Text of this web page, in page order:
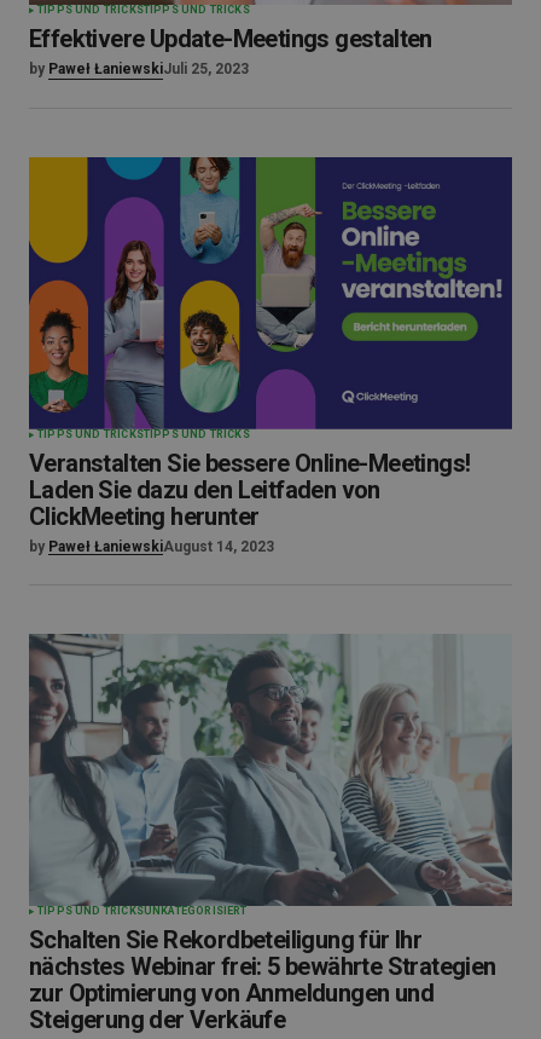
TIPPS UND TRICKSTIPPS UND TRICKS
Effektivere Update-Meetings gestalten
by Paweł ŁaniewskiJuli 25, 2023
TIPPS UND TRICKSTIPPS UND TRICKS
Veranstalten Sie bessere Online-Meetings!
Laden Sie dazu den Leitfaden von
ClickMeeting herunter
by Paweł ŁaniewskiAugust 14, 2023
TIPPS UND TRICKSUNKATEGORISIERT
Schalten Sie Rekordbeteiligung für Ihr
nächstes Webinar frei: 5 bewährte Strategien
zur Optimierung von Anmeldungen und
Steigerung der Verkäufe